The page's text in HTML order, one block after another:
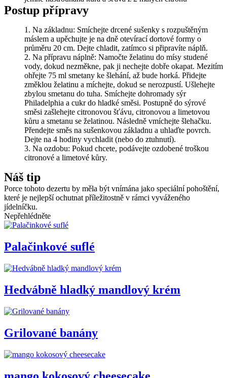
Postup přípravy
Na základnu: Smíchejte drcené sušenky s rozpuštěným
máslem a upěchujte je na dně otevírací dortové formy o
průměru 20 cm. Dejte chladit, zatímco si připravíte náplň.
Na přípravu náplně: Namočte želatinu do mísy studené
vody, dokud nezměkne, pak ji nechejte dobře okapat. Mezitím
ohřejte 75 ml smetany ke šlehání, až bude horká. Přidejte
změklou želatinu a míchejte, dokud se nerozpustí. Ušlehejte
zbylou smetanu do tuha. Smíchejte dohromady sýr
Philadelphia a cukr do hladké směsi. Postupně do sýrové
směsi zašlehejte citronovou šťávu, citronovou a limetovou
kůru a smetanu se želatinou. Následně vmíchejte šlehačku.
Přendejte směs na sušenkovou základnu a uhlaďte povrch.
Dejte na 4 hodiny vychladit (nebo do ztuhnutí).
Na ozdobu: Pokud chcete, podávejte ozdobené troškou
citronové a limetové kůry.
Náš tip
Porce tohoto dezertu by měla být vnímána jako speciální pohoštění,
které je nejlepší ochutnat příležitostně v rámci vyváženého
jídelníčku.
Nepřehlédněte
Palačinkové suflé
Hedvábně hladký mandlový krém
Grilované banány